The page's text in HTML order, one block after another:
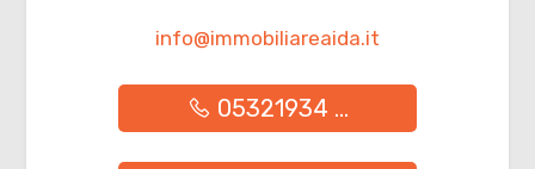
info@immobiliareaida.it
05321934 ...